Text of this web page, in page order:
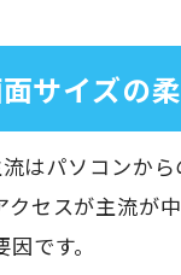
サイズの柔
はパソコンか
セスが主流が
です。